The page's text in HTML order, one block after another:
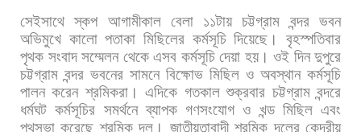
সেইসাথে স্কপ আগামীকাল বেলা ১১টায় চট্টগ্রাম বন্দর ভবন
অভিমুখে কালো পতাকা মিছিলের কর্মসূচি দিয়েছে।
বৃহস্পতিবার
পৃথক সংবাদ সম্মেলন থেকে এসব কর্মসূচি দেয়া হয়। ওই দিন দুপুরে
চট্টগ্রাম বন্দর ভবনের সামনে বিক্ষোভ মিছিল ও অবস্থান কর্মসূচি
পালন করেন শ্রমিকরা। এদিকে গতকাল শুক্রবার চট্টগ্রাম বন্দরে
ধর্মঘট কর্মসূচির সমর্থনে ব্যাপক গণসংযোগ ও খন্ড মিছিল এবং
পথসভা করেছে শ্রমিক দল। জাতীয়তাবাদী শ্রমিক দলের কেন্দ্রীয়